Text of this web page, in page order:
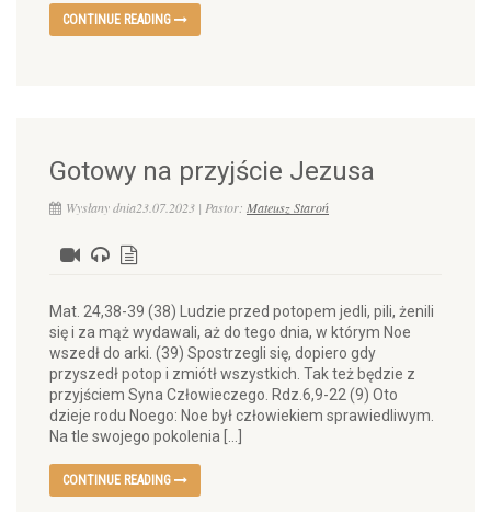
CONTINUE READING
Gotowy na przyjście Jezusa
Wysłany dnia23.07.2023 | Pastor: Mateusz Staroń
Mat. 24,38-39 (38) Ludzie przed potopem jedli, pili, żenili
się i za mąż wydawali, aż do tego dnia, w którym Noe
wszedł do arki. (39) Spostrzegli się, dopiero gdy
przyszedł potop i zmiótł wszystkich. Tak też będzie z
przyjściem Syna Człowieczego. Rdz.6,9-22 (9) Oto
dzieje rodu Noego: Noe był człowiekiem sprawiedliwym.
Na tle swojego pokolenia […]
CONTINUE READING